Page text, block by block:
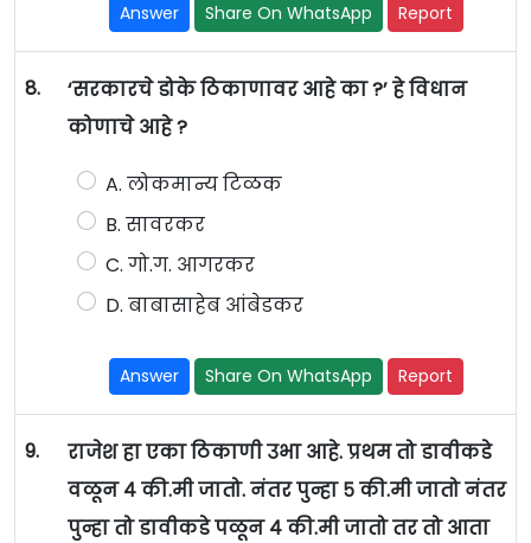
Answer Share On WhatsApp Report
8.
‘सरकारचे डोके ठिकाणावर आहे का ?’ हे विधान
कोणाचे आहे ?
A. लोकमान्य टिळक
B. सावरकर
C. गो.ग. आगरकर
D. बाबासाहेब आंबेडकर
Answer Share On WhatsApp Report
9.
राजेश हा एका ठिकाणी उभा आहे. प्रथम तो डावीकडे
वळून ४ की.मी जातो. नंतर पुन्हा ५ की.मी जातो नंतर
पुन्हा तो डावीकडे पळून ४ की.मी जातो तर तो आता